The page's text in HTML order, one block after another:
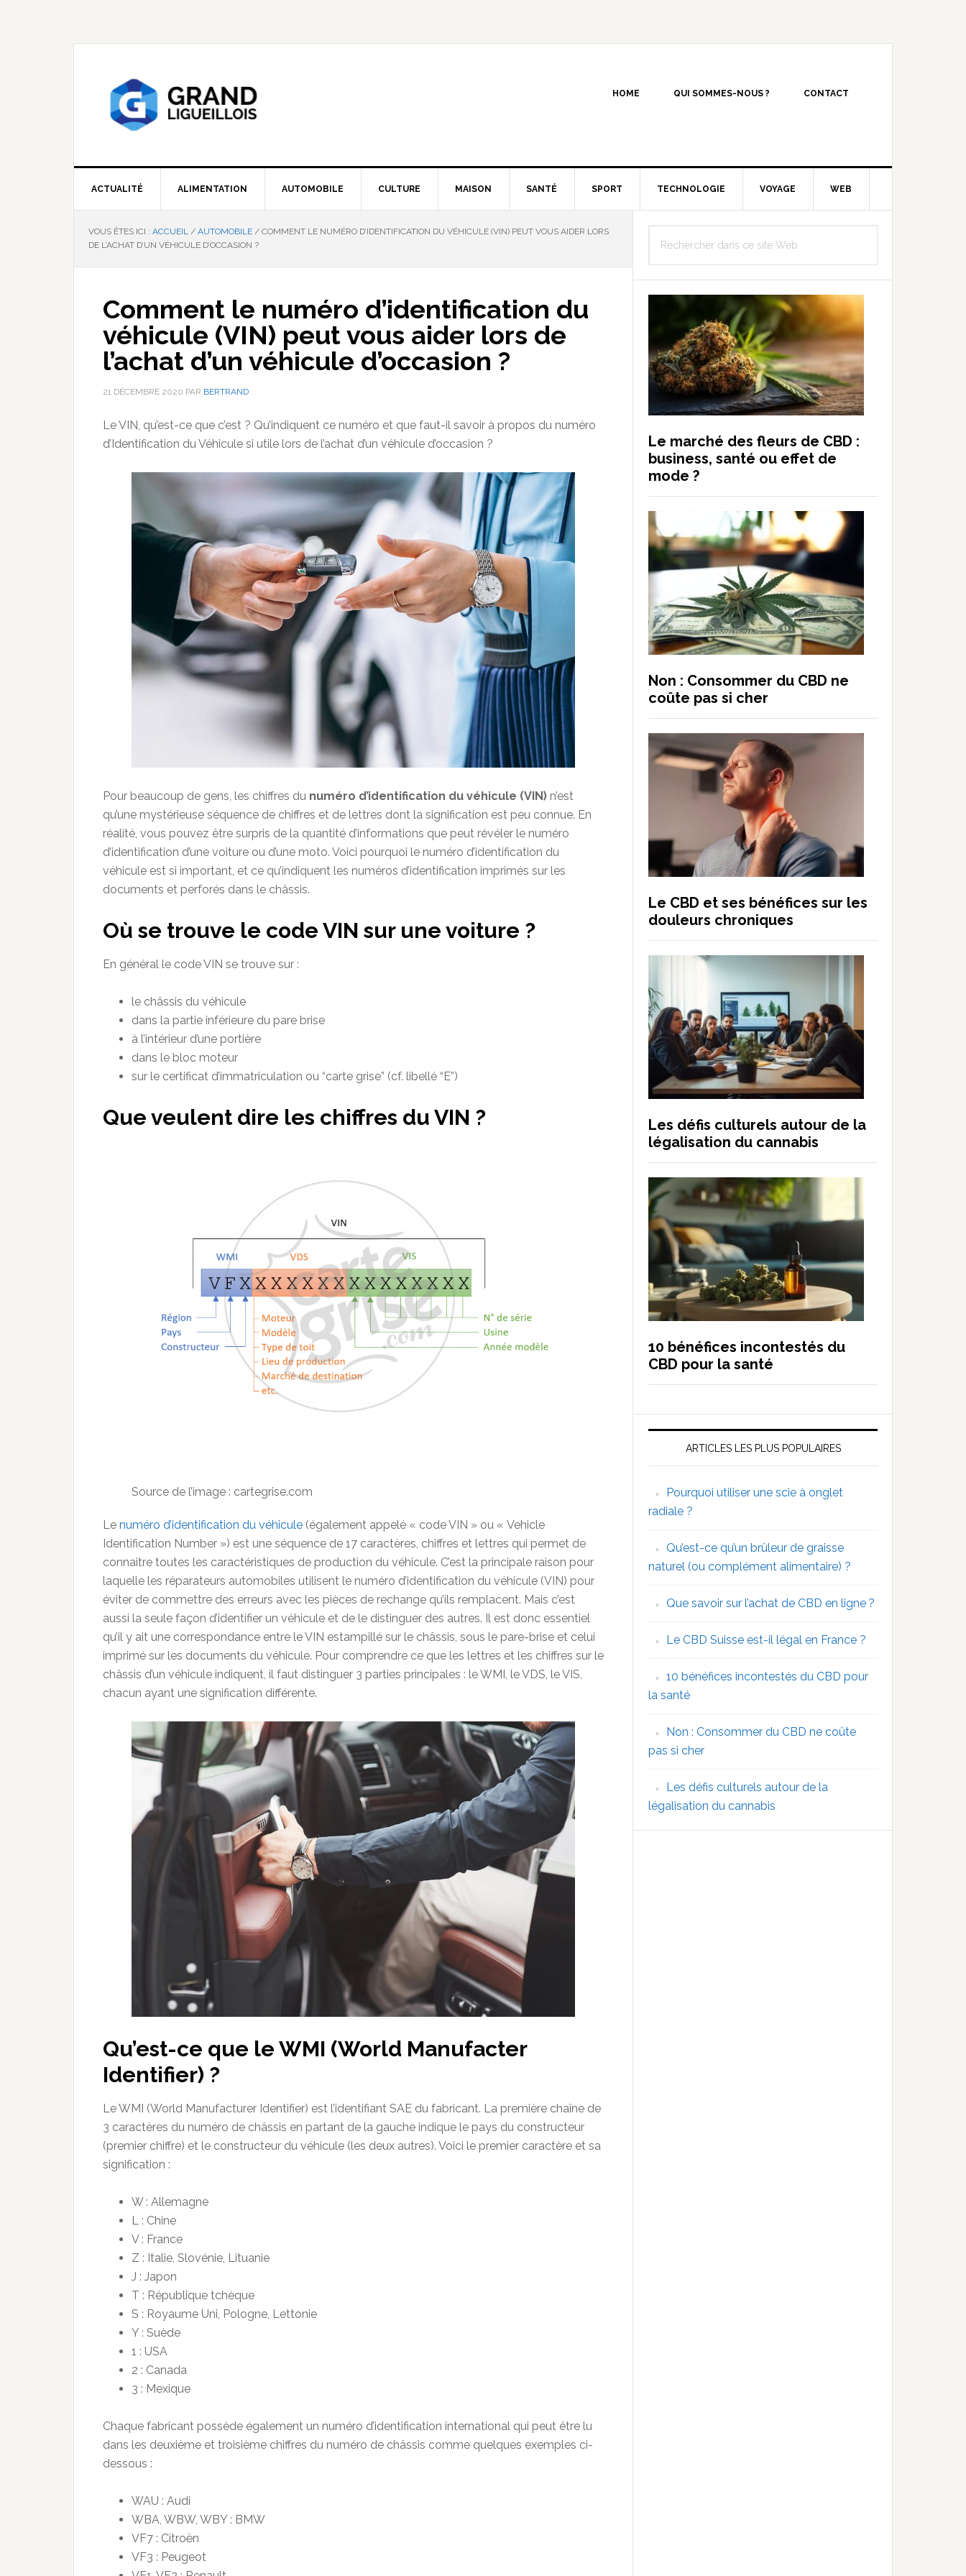
HOME QUI SOMMES-NOUS ? CONTACT
ACTUALITÉ ALIMENTATION AUTOMOBILE CULTURE MAISON SANTÉ SPORT TECHNOLOGIE VOYAGE WEB
VOUS ÊTES ICI : ACCUEIL / AUTOMOBILE / COMMENT LE NUMÉRO D’IDENTIFICATION DU VÉHICULE (VIN) PEUT VOUS AIDER LORS
DE L’ACHAT D’UN VÉHICULE D’OCCASION ?
Comment le numéro d’identification du
véhicule (VIN) peut vous aider lors de
l’achat d’un véhicule d’occasion ?
21 DÉCEMBRE 2020 PAR BERTRAND
Le VIN, qu’est-ce que c’est ? Qu’indiquent ce numéro et que faut-il savoir à propos du numéro
d’Identification du Véhicule si utile lors de l’achat d’un véhicule d’occasion ?
Pour beaucoup de gens, les chiffres du numéro d’identification du véhicule (VIN) n’est
qu’une mystérieuse séquence de chiffres et de lettres dont la signification est peu connue. En
réalité, vous pouvez être surpris de la quantité d’informations que peut révéler le numéro
d’identification d’une voiture ou d’une moto. Voici pourquoi le numéro d’identification du
véhicule est si important, et ce qu’indiquent les numéros d’identification imprimés sur les
documents et perforés dans le châssis.
Où se trouve le code VIN sur une voiture ?
En général le code VIN se trouve sur :
le châssis du véhicule
dans la partie inférieure du pare brise
à l’intérieur d’une portière
dans le bloc moteur
sur le certificat d’immatriculation ou “carte grise” (cf. libellé “E”)
Que veulent dire les chiffres du VIN ?
Source de l’image : cartegrise.com
Le numéro d’identification du véhicule (également appelé « code VIN » ou « Vehicle
Identification Number ») est une séquence de 17 caractères, chiffres et lettres qui permet de
connaitre toutes les caractéristiques de production du véhicule. C’est la principale raison pour
laquelle les réparateurs automobiles utilisent le numéro d’identification du véhicule (VIN) pour
éviter de commettre des erreurs avec les pièces de rechange qu’ils remplacent. Mais c’est
aussi la seule façon d’identifier un véhicule et de le distinguer des autres. Il est donc essentiel
qu’il y ait une correspondance entre le VIN estampillé sur le châssis, sous le pare-brise et celui
imprimé sur les documents du véhicule. Pour comprendre ce que les lettres et les chiffres sur le
châssis d’un véhicule indiquent, il faut distinguer 3 parties principales : le WMI, le VDS, le VIS,
chacun ayant une signification différente.
Qu’est-ce que le WMI (World Manufacter
Identifier) ?
Le WMI (World Manufacturer Identifier) est l’identifiant SAE du fabricant. La première chaîne de
3 caractères du numéro de châssis en partant de la gauche indique le pays du constructeur
(premier chiffre) et le constructeur du véhicule (les deux autres). Voici le premier caractère et sa
signification :
W : Allemagne
L : Chine
V : France
Z : Italie, Slovénie, Lituanie
J : Japon
T : République tchèque
S : Royaume Uni, Pologne, Lettonie
Y : Suède
1 : USA
2 : Canada
3 : Mexique
Chaque fabricant possède également un numéro d’identification international qui peut être lu
dans les deuxième et troisième chiffres du numéro de châssis comme quelques exemples ci-
dessous :
WAU : Audi
WBA, WBW, WBY : BMW
VF7 : Citroën
VF3 : Peugeot
Barre
latérale
principale
dans
Le marché des fleurs de CBD :
business, santé ou effet de
mode ?
Non : Consommer du CBD ne
coûte pas si cher
Le CBD et ses bénéfices sur les
douleurs chroniques
Les défis culturels autour de la
légalisation du cannabis
10 bénéfices incontestés du
CBD pour la santé
ARTICLES LES PLUS POPULAIRES
Pourquoi utiliser une scie à onglet
radiale ?
Qu’est-ce qu’un brûleur de graisse
naturel (ou complément alimentaire) ?
Que savoir sur l’achat de CBD en ligne ?
Le CBD Suisse est-il légal en France ?
10 bénéfices incontestés du CBD pour
la santé
Non : Consommer du CBD ne coûte
pas si cher
Les défis culturels autour de la
légalisation du cannabis